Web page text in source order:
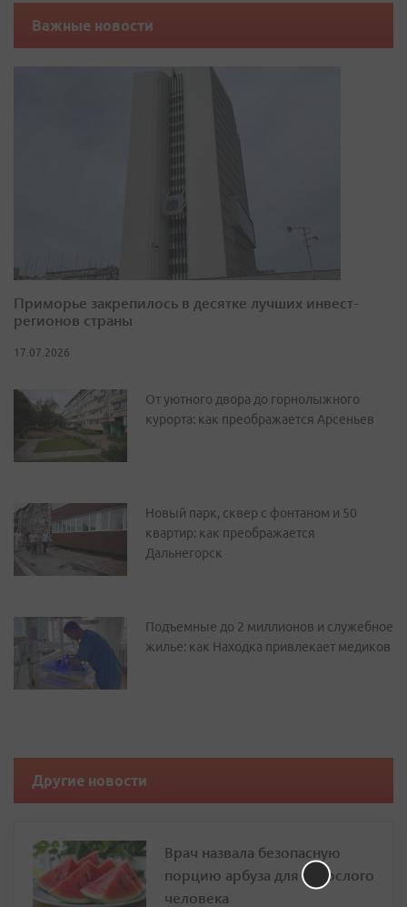
Важные новости
Приморье закрепилось в десятке лучших инвест-
регионов страны
17.07.2026
От уютного двора до горнолыжного
курорта: как преображается Арсеньев
Новый парк, сквер с фонтаном и 50
квартир: как преображается
Дальнегорск
Подъемные до 2 миллионов и служебное
жилье: как Находка привлекает медиков
Другие новости
Врач назвала безопасную
порцию арбуза для взрослого
человека